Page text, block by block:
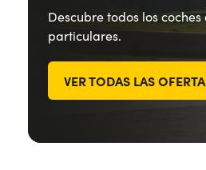
Descubre todos los
particulares.
VER TODAS LAS